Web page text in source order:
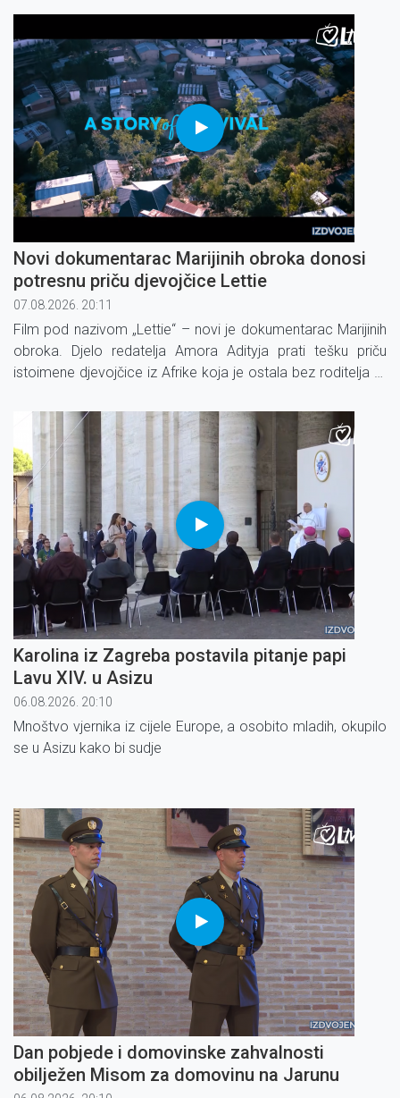
Novi dokumentarac Marijinih obroka donosi
potresnu priču djevojčice Lettie
07.08.2026. 20:11
Film pod nazivom „Lettie“ – novi je dokumentarac Marijinih
obroka. Djelo redatelja Amora Adityja prati tešku priču
istoimene djevojčice iz Afrike koja je ostala bez roditelja te
Karolina iz Zagreba postavila pitanje papi
Lavu XIV. u Asizu
06.08.2026. 20:10
Mnoštvo vjernika iz cijele Europe, a osobito mladih, okupilo
se u Asizu kako bi sudje
Dan pobjede i domovinske zahvalnosti
obilježen Misom za domovinu na Jarunu